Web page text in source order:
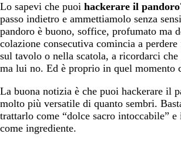
Lo sapevi che puoi hackerare il
passo indietro e ammettiamolo senza
pandoro è buono, soffice, profumato ma
colazione consecutiva comincia a
sul tavolo o nella scatola, a ricordarci
ma lui no. Ed è proprio in quel momento
La buona notizia è che puoi hackerare il
molto più versatile di quanto sembri.
trattarlo come “dolce sacro intoccabile”
come ingrediente.